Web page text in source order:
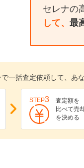
セレナの
して、 最
一括査定依頼して、あ
STEP3
査定額を
比べて売
を決める